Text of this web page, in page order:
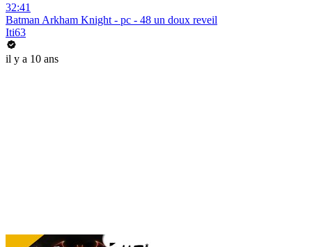
32:41
Batman Arkham Knight - pc - 48 un doux reveil
Iti63
il y a 10 ans